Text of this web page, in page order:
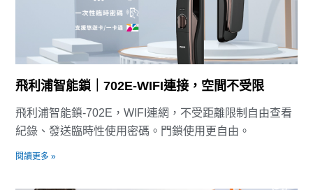
飛利浦智能鎖｜702E-WIFI連接，空間不受限
飛利浦智能鎖-702E，WIFI連網，不受距離限制自由查看
紀錄、發送臨時性使用密碼。門鎖使用更自由。
閱讀更多 »